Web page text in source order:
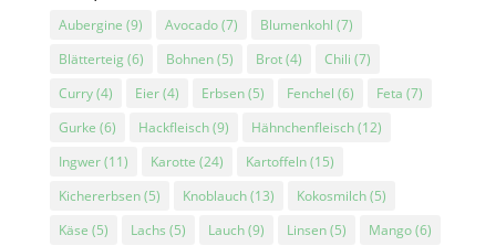
Aubergine (9) Avocado(7) Blumenkohl (7)
Blätterteig (6) Bohnen(5) Brot(4) Chili (7)
Curry(4) Eier(4) Erbsen(5) Fenchel (6) Feta (7)
Gurke (6) Hackfleisch(9) Hähnchenfleisch(12)
Ingwer(11) Karotte (24) Kartoffeln(15)
Kichererbsen(5) Knoblauch(13) Kokosmilch(5)
Käse (5) Lachs (5) Lauch(9) Linsen(5) Mango(6)